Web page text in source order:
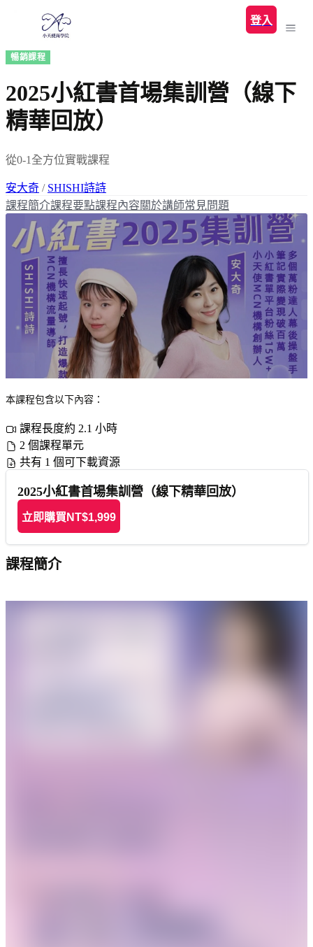
登入
暢銷課程
2025小紅書首場集訓營（線下
精華回放）
從0-1全方位實戰課程
安大奇 / SHISHI詩詩
課程簡介課程要點課程內容關於講師常見問題
本課程包含以下內容：
課程長度約 2.1 小時
2 個課程單元
共有 1 個可下載資源
2025小紅書首場集訓營（線下精華回放）
立即購買 NT$1,999
課程簡介